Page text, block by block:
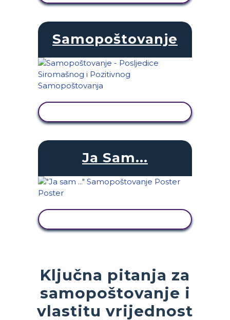
Samopoštovanje
Ja Sam...
Ključna pitanja za
samopoštovanje i
vlastitu vrijednost